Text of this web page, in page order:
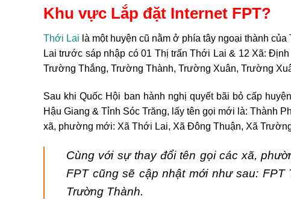
Khu vực Lắp đặt Internet FPT?
Thới Lai là một huyện cũ nằm ở phía tây ngoại thành
Lai trước sáp nhập có 01 Thị trấn Thới Lai & 12 Xã:
Trường Thắng, Trường Thành, Trường Xuân, Trường
Sau khi Quốc Hội ban hành nghị quyết bãi bỏ cấp
Hậu Giang & Tỉnh Sóc Trăng, lấy tên gọi mới là: Thành
xã, phường mới: Xã Thới Lai, Xã Đông Thuận, Xã
Cùng với sự thay đổi tên gọi các xã,
FPT cũng sẽ cập nhật mới như sau:
Trường Thành.